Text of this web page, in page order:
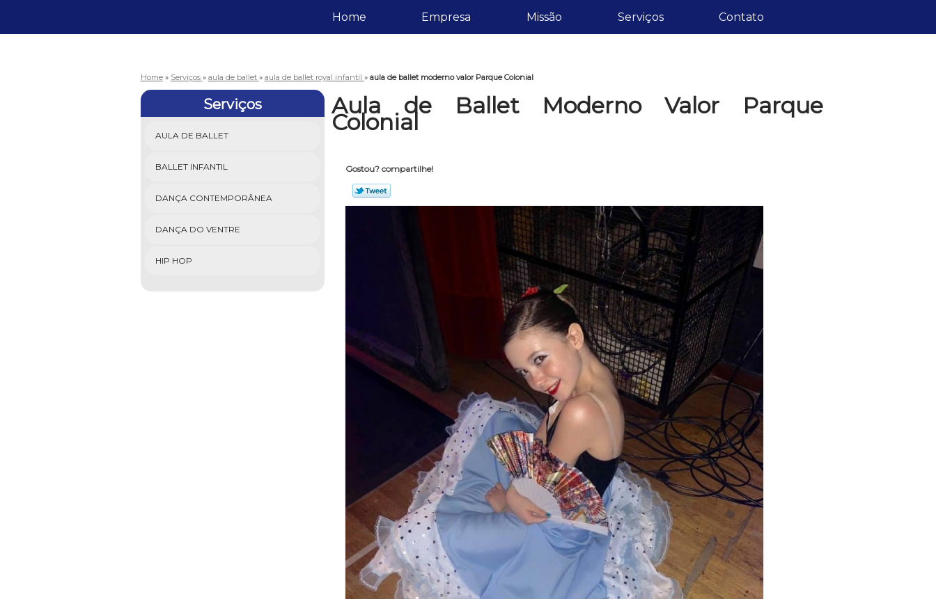
Home Empresa Missão Serviços Contato
Home » Serviços » aula de ballet » aula de ballet royal infantil » aula de ballet moderno valor Parque Colonial
Serviços
AULA DE BALLET
BALLET INFANTIL
DANÇA CONTEMPORÂNEA
DANÇA DO VENTRE
HIP HOP
Aula de Ballet Moderno Valor Parque
Colonial
Gostou? compartilhe!